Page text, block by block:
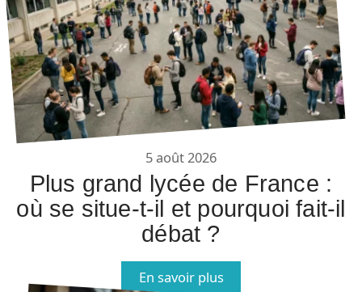
5 août 2026
Plus grand lycée de France :
où se situe-t-il et pourquoi fait-il
débat ?
En savoir plus